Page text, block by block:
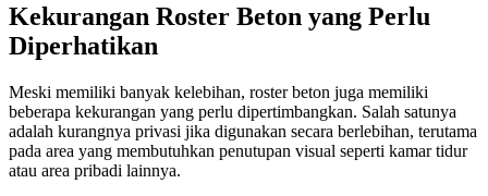
Kekurangan Roster Beton yang Perlu
Diperhatikan
Meski memiliki banyak kelebihan, roster beton juga memiliki
beberapa kekurangan yang perlu dipertimbangkan. Salah satunya
adalah kurangnya privasi jika digunakan secara berlebihan, terutama
pada area yang membutuhkan penutupan visual seperti kamar tidur
atau area pribadi lainnya.